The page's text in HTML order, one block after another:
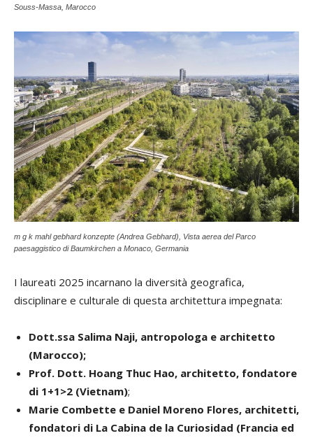
Souss-Massa, Marocco
m g k mahl gebhard konzepte (Andrea Gebhard), Vista aerea del Parco
paesaggistico di Baumkirchen a Monaco, Germania
I laureati 2025 incarnano la diversità geografica,
disciplinare e culturale di questa architettura impegnata:
Dott.ssa Salima Naji, antropologa e architetto
(Marocco);
Prof. Dott. Hoang Thuc Hao, architetto, fondatore
di 1+1>2 (Vietnam);
Marie Combette e Daniel Moreno Flores, architetti,
fondatori di La Cabina de la Curiosidad (Francia ed